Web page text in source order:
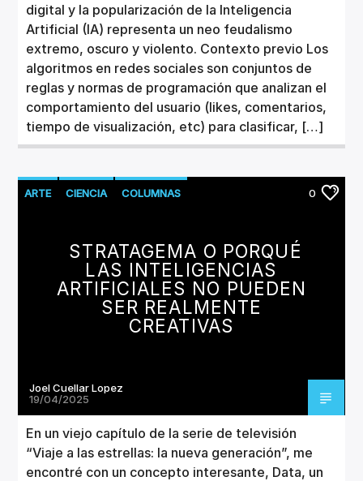
digital y la popularización de la Inteligencia
Artificial (IA) representa un neo feudalismo
extremo, oscuro y violento. Contexto previo Los
algoritmos en redes sociales son conjuntos de
reglas y normas de programación que analizan el
comportamiento del usuario (likes, comentarios,
tiempo de visualización, etc) para clasificar, […]
ARTE CIENCIA COLUMNAS 0
STRATAGEMA O PORQUÉ
LAS INTELIGENCIAS
ARTIFICIALES NO PUEDEN
SER REALMENTE
CREATIVAS
Joel Cuellar Lopez
19/04/2025
En un viejo capítulo de la serie de televisión
“Viaje a las estrellas: la nueva generación”, me
encontré con un concepto interesante, Data, un